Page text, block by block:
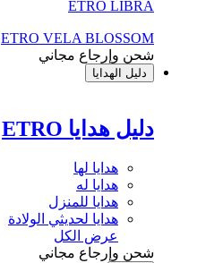
ETRO LIBRA
ETRO VELA BLOSSOM
شحن وإرجاع مجاني
دليل الهدايا
دليل هدايا ETRO
هدايا لها
هدايا له
هدايا للمنزل
هدايا لحديثي الولادة
عرض الكل
شحن وإرجاع مجاني